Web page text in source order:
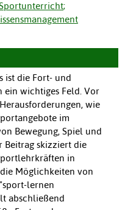
;
ist die Fort- und
wichtiges Feld. Vor
wie
im
Bewegung, Spiel und
Beitrag skizziert die
in
Möglichkeiten von
lernen
abschließend